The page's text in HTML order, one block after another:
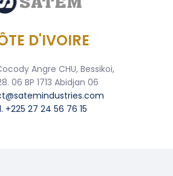
D'IVOIRE
Angre CHU, Bessikoi,
06 BP 1713 Abidjan 06
+225 27 24 56 76 15